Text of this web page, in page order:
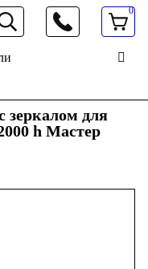
472 19 61
0
зеркалом для
h Мастер